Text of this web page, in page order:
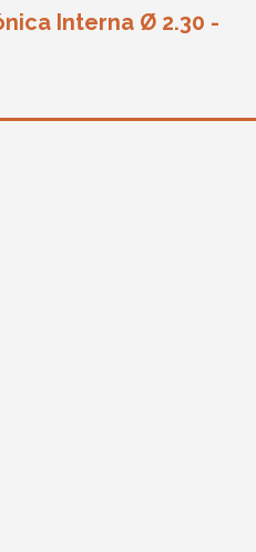
Interna Ø 2.30 -